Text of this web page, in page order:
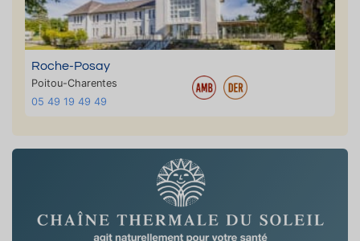
Roche-Posay
Poitou-Charentes
05 49 19 49 49